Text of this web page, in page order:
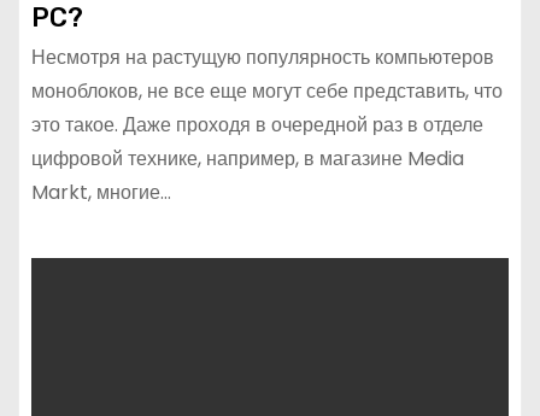
PC?
Несмотря на растущую популярность компьютеров
моноблоков, не все еще могут себе представить, что
это такое. Даже проходя в очередной раз в отделе
цифровой технике, например, в магазине Media
Markt, многие…